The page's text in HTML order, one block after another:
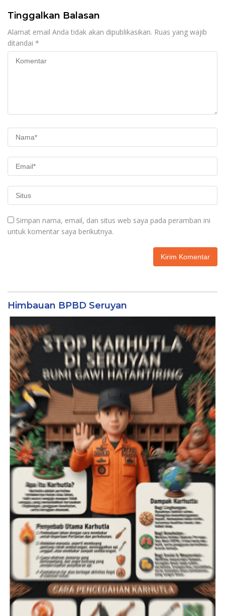
Tinggalkan Balasan
Alamat email Anda tidak akan dipublikasikan. Ruas yang wajib
ditandai *
Simpan nama, email, dan situs web saya pada peramban ini
untuk komentar saya berikutnya.
Himbauan BPBD Seruyan